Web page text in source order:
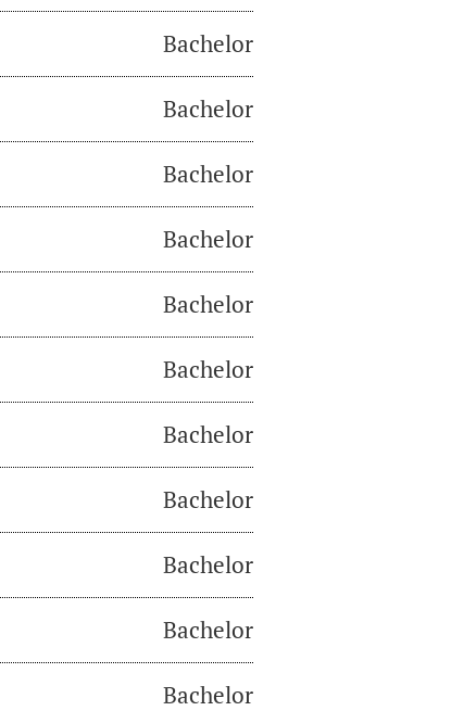
Bachelor
Bachelor
Bachelor
Bachelor
Bachelor
Bachelor
Bachelor
Bachelor
Bachelor
Bachelor
Bachelor